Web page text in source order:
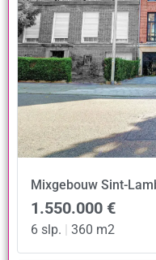
Mixgebouw Sint-
1.550.000 €
6 slp. 360 m2